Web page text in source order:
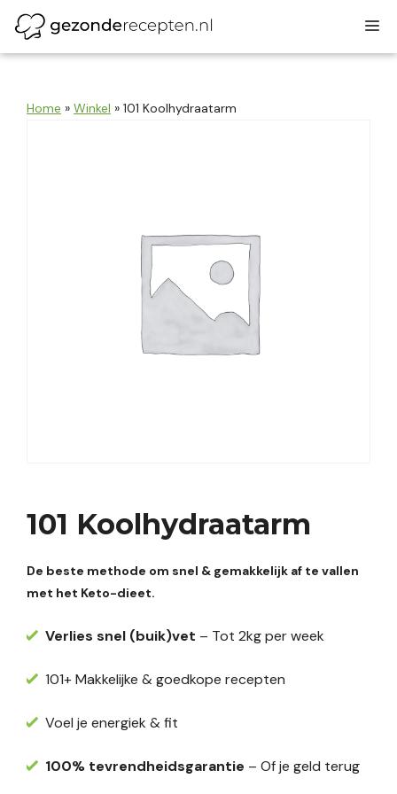
naar
de
Home » Winkel » 101 Koolhydraatarm
101 Koolhydraatarm
De beste methode om snel & gemakkelijk af te vallen
met het Keto-dieet.
Verlies snel (buik)vet – Tot 2kg per week
101+ Makkelijke & goedkope recepten
Voel je energiek & fit
100% tevrendheidsgarantie – Of je geld terug